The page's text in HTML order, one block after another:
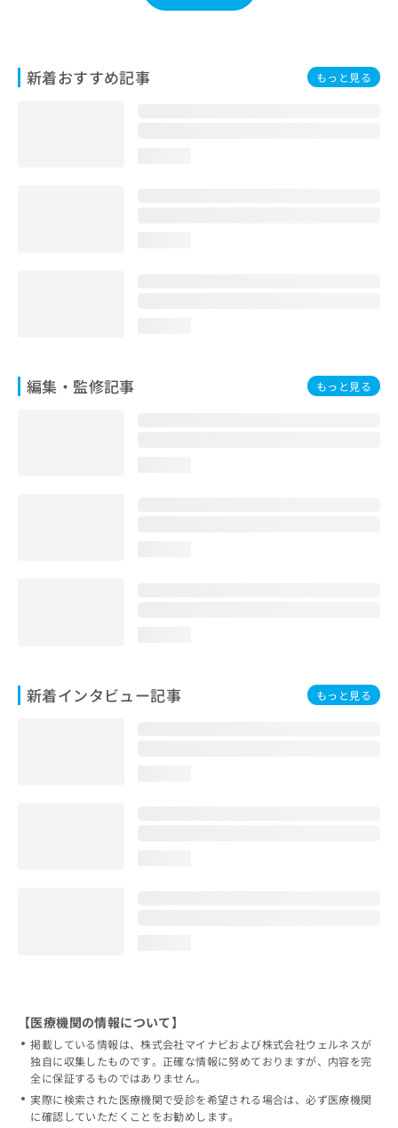
新着おすすめ記事 もっと見る
編集・監修記事 もっと見る
新着インタビュー記事 もっと見る
わ
【医療機関の情報について】
掲載している情報は、株式会社マイナビおよび株式会社ウェルネスが
独自に収集したものです。正確な情報に努めておりますが、内容を完
全に保証するものではありません。
実際に検索された医療機関で受診を希望される場合は、必ず医療機関
に確認していただくことをお勧めします。